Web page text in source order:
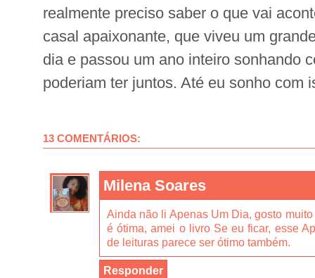
realmente preciso saber o que vai
casal apaixonante, que viveu um
dia e passou um ano inteiro sonhando
poderiam ter juntos. Até eu sonho com
13 COMENTÁRIOS:
Milena Soares
Ainda não li Apenas Um Dia, gosto
é ótima, amei o livro Se eu ficar, esse
de leituras parece ser ótimo também.
Responder